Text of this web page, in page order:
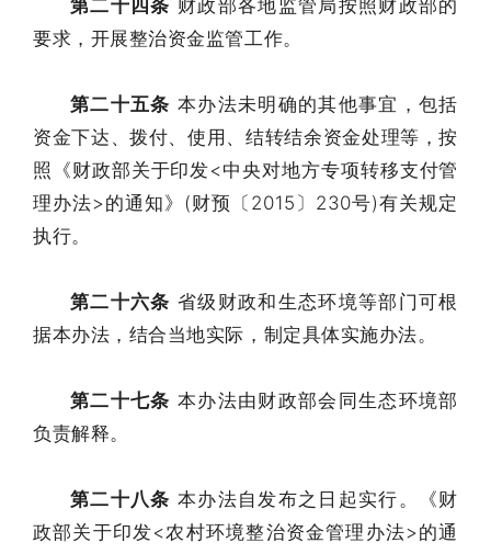
第二十四条 财政部各地监管局按照财政部的
要求，开展整治资金监管工作。
第二十五条 本办法未明确的其他事宜，包括
资金下达、拨付、使用、结转结余资金处理等，按
照《财政部关于印发<中央对地方专项转移支付管
理办法>的通知》(财预〔2015〕230号)有关规定
执行。
第二十六条 省级财政和生态环境等部门可根
据本办法，结合当地实际，制定具体实施办法。
第二十七条 本办法由财政部会同生态环境部
负责解释。
第二十八条 本办法自发布之日起实行。《财
政部关于印发<农村环境整治资金管理办法>的通